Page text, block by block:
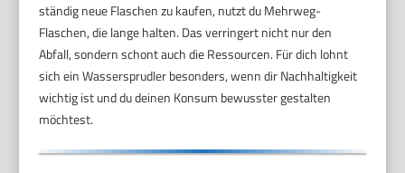
ständig neue Flaschen zu kaufen, nutzt du Mehrweg-
Flaschen, die lange halten. Das verringert nicht nur den
Abfall, sondern schont auch die Ressourcen. Für dich lohnt
sich ein Wassersprudler besonders, wenn dir Nachhaltigkeit
wichtig ist und du deinen Konsum bewusster gestalten
möchtest.